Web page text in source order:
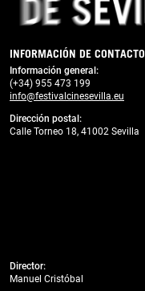
INFORMACIÓN DE CONTACTO
Información general:
(+34) 955 473 199
info@festivalcinesevilla.eu
Dirección postal:
Calle Torneo 18, 41002 Sevilla
Director:
Manuel Cristóbal